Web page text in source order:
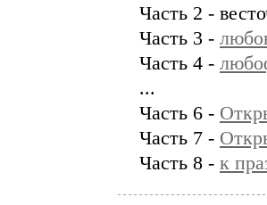
Часть 2 -
Часть 3 -
Часть 4 -
...
Часть 6 -
Часть 7 -
Часть 8 - к